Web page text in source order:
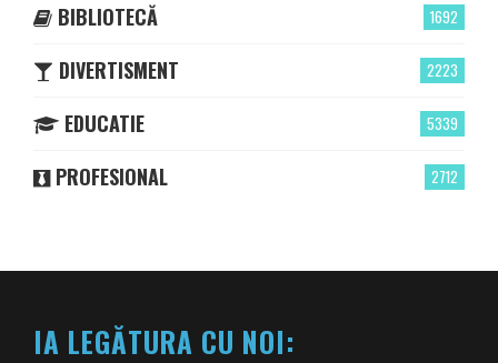
1692
BIBLIOTECĂ
2223
DIVERTISMENT
5339
EDUCATIE
2712
PROFESIONAL
IA LEGĂTURA CU NOI: